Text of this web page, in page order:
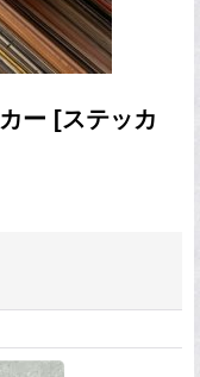
ー [ステッカ